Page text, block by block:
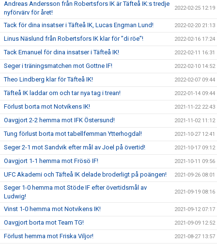
Andreas Andersson från Robertsfors IK är Täfteå IK:s tredje
nyförvärv för året!
2022-02-25 12:19
Tack för dina insatser i Täfteå IK, Lucas Engman Lund! 2022-02-20 21:13
Linus Näslund från Robertsfors IK klar för ”di röe”! 2022-02-16 17:24
Tack Emanuel för dina insatser i Täfteå IK! 2022-02-11 16:31
Seger i träningsmatchen mot Gottne IF! 2022-02-10 14:52
Theo Lindberg klar för Täfteå IK! 2022-02-07 09:44
Täfteå IK laddar om och tar nya tag i trean! 2022-01-14 09:44
Förlust borta mot Notvikens IK! 2021-11-22 22:43
Oavgjort 2-2 hemma mot IFK Östersund! 2021-11-02 11:12
Tung förlust borta mot tabellfemman Ytterhogdal! 2021-10-27 12:41
Seger 2-1 mot Sandvik efter mål av Joel på övertid! 2021-10-17 09:12
Oavgjort 1-1 hemma mot Frösö IF! 2021-10-11 09:56
UFC Akademi och Täfteå IK delade broderligt på poängen! 2021-09-26 08:01
Seger 1-0 hemma mot Stöde IF efter övertidsmål av
Ludwig!
2021-09-19 08:16
Vinst 1-0 hemma mot Notvikens IK! 2021-09-12 07:17
Oavgjort borta mot Team TG! 2021-09-09 12:52
Förlust hemma mot Friska Viljor! 2021-08-27 13:57